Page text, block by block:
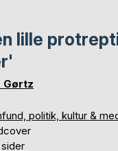
lille
Gørtz
politik, kultur &